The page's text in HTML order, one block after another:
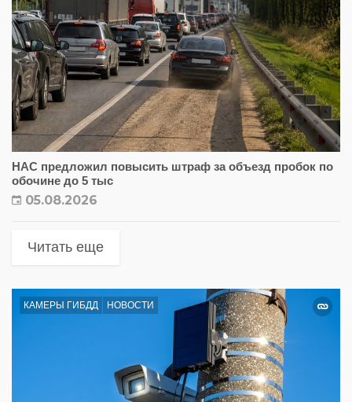
НАС предложил повысить штраф за объезд пробок по
обочине до 5 тыс
05.08.2026
Читать еще
КАМЕРЫ ГИБДД НОВОСТИ